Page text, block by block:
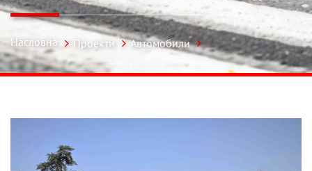
Насловна Проекти Автомобили